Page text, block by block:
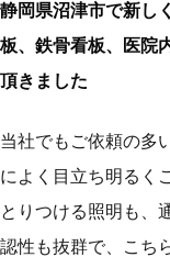
静岡県沼津市で新し
板、鉄骨看板、医院
頂きました
当社でもご依頼の多
によく目立ち明るく
とりつける照明も、
認性も抜群で、こち